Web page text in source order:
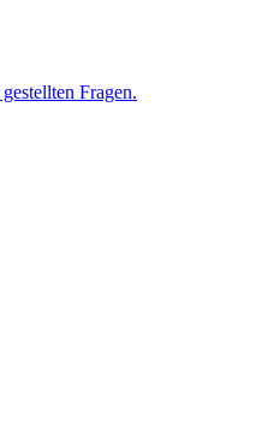
Fragen.